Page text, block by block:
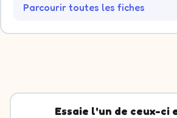
Parcourir toutes les fiches
Essaie l'un de ceux-ci